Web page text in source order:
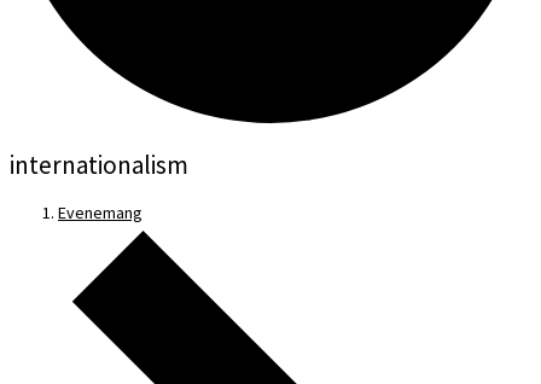
internationalism
Evenemang